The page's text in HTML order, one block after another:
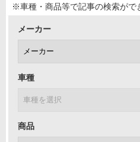
※車種・商品等で記事の検索がで
メーカー
車種
商品